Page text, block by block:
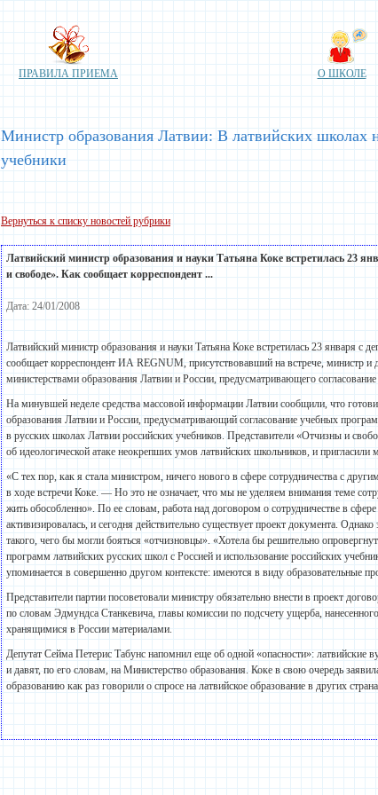
ПРАВИЛА ПРИЕМА О ШКОЛЕ
Министр образования Латвии: В латвийских школах
учебники
Вернуться к списку новостей рубрики
Латвийский министр образования и науки Татьяна Коке встретилась 23
и свободе». Как сообщает корреспондент ...
Дата: 24/01/2008
Латвийский министр образования и науки Татьяна Коке встретилась 23 января с
сообщает корреспондент ИА REGNUM, присутствовавший на встрече, министр
министерствами образования Латвии и России, предусматривающего
На минувшей неделе средства массовой информации Латвии сообщили, что
образования Латвии и России, предусматривающий согласование учебных
в русских школах Латвии российских учебников. Представители «Отчизны и
об идеологической атаке неокрепших умов латвийских школьников, и пригласили
«С тех пор, как я стала министром, ничего нового в сфере сотрудничества с
в ходе встречи Коке. — Но это не означает, что мы не уделяем внимания теме
жить обособленно». По ее словам, работа над договором о сотрудничестве в
активизировалась, и сегодня действительно существует проект документа.
такого, чего бы могли бояться «отчизновцы». «Хотела бы решительно
программ латвийских русских школ с Россией и использование российских
упоминается в совершенно другом контексте: имеются в виду образовательные
Представители партии посоветовали министру обязательно внести в проект
по словам Эдмундса Станкевича, главы комиссии по подсчету ущерба,
хранящимися в России материалами.
Депутат Сейма Петерис Табунс напомнил еще об одной «опасности»:
и давят, по его словам, на Министерство образования. Коке в свою очередь
образованию как раз говорили о спросе на латвийское образование в других